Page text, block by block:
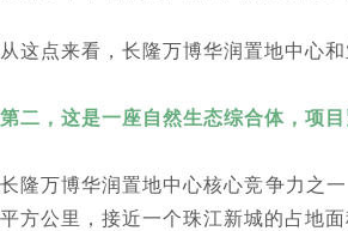
从这点来看，长隆万博华润置地中心
第二，这是一座自然生态综合体，项
长隆万博华润置地中心核心竞争力之
平方公里，接近一个珠江新城的占地面